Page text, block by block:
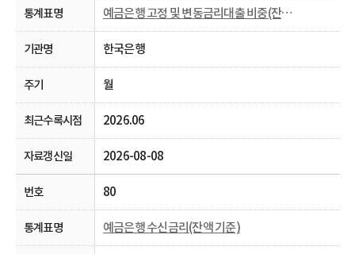
예금은행 고정 및 변동금리대출 비중(잔액 기준)
한국은행
월
2026.06
2026-08-08
80
예금은행 수신금리(잔액 기준)